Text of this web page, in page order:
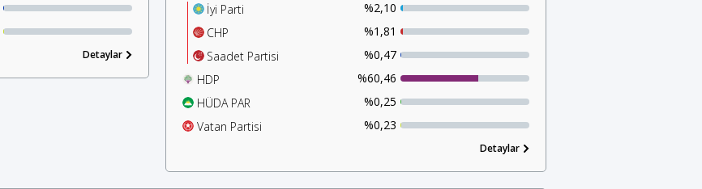
Detaylar
İyi Parti
%2,10
CHP
%1,81
Saadet Partisi
%0,47
HDP
%60,46
HÜDA PAR
%0,25
Vatan Partisi
%0,23
Detaylar